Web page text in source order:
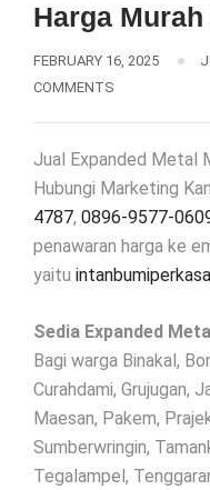
Harga
FEBRUARY 16, 2025
COMMENTS
Jual Expanded Metal
Hubungi Marketing
4787, 0896-9577-
penawaran harga ke
yaitu
Sedia Expanded
Bagi warga Binakal,
Curahdami, Grujugan,
Maesan, Pakem,
Sumberwringin,
Tegalampel,